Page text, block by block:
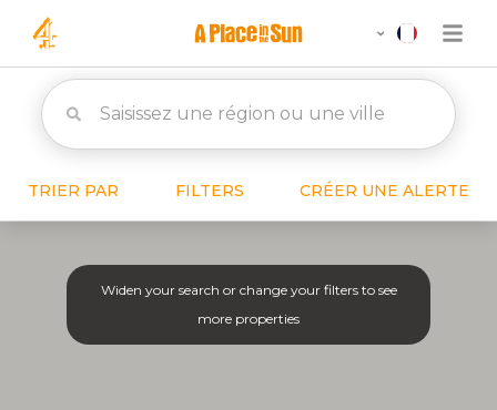
TRIER PAR FILTERS CRÉER UNE ALERTE
Widen your search or change your filters to see
more properties